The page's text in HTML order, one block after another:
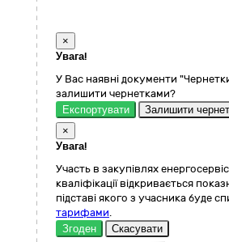
×
Увага!
У Вас наявні документи
залишити чернетками?
Експортувати
Залишити
×
Увага!
Участь в закупівлях
кваліфікації відкривається
підставі якого з учасника буде
тарифами.
Згоден
Скасувати